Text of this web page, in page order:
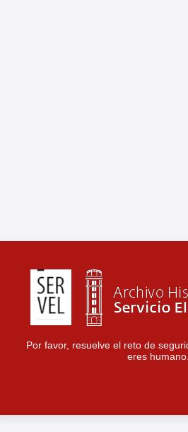
Por favor, resuelve el reto de
eres humano.